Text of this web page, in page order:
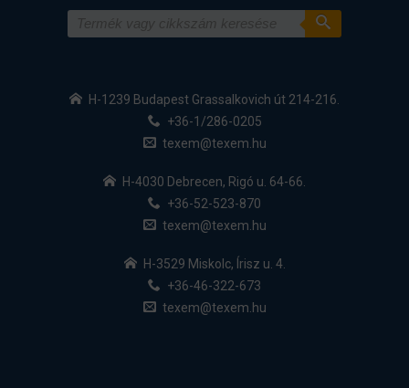
H-1239 Budapest Grassalkovich út 214-216.
+36-1/286-0205
texem@texem.hu
H-4030 Debrecen, Rigó u. 64-66.
+36-52-523-870
texem@texem.hu
H-3529 Miskolc, Írisz u. 4.
+36-46-322-673
texem@texem.hu